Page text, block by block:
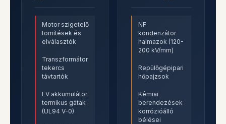
Motor szigetelő
tömítések és
elválasztók
Transzformátor
tekercs
távtartók
EV akkumulátor
termikus gátak
(UL94 V-0)
NF
kondenzátor
halmazok (120-
200 kV/mm)
Repülőgépipari
hőpajzsok
Kémiai
berendezések
korrózióálló
bélései